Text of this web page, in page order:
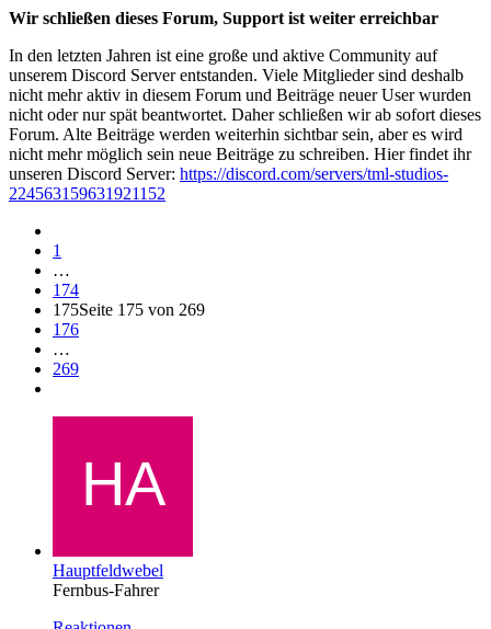
Wir schließen dieses Forum, Support ist weiter erreichbar
In den letzten Jahren ist eine große und aktive Community auf
unserem Discord Server entstanden. Viele Mitglieder sind deshalb
nicht mehr aktiv in diesem Forum und Beiträge neuer User wurden
nicht oder nur spät beantwortet. Daher schließen wir ab sofort dieses
Forum. Alte Beiträge werden weiterhin sichtbar sein, aber es wird
nicht mehr möglich sein neue Beiträge zu schreiben. Hier findet ihr
unseren Discord Server: https://discord.com/servers/tml-studios-
224563159631921152
1
…
174
175Seite 175 von 269
176
…
269
Hauptfeldwebel
Fernbus-Fahrer